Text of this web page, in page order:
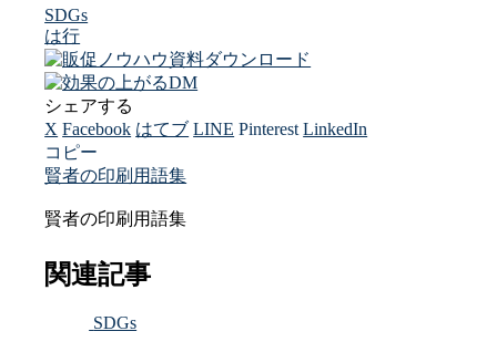
SDGs
は行
シェアする
X Facebook はてブ LINE Pinterest LinkedIn
コピー
賢者の印刷用語集
賢者の印刷用語集
関連記事
SDGs